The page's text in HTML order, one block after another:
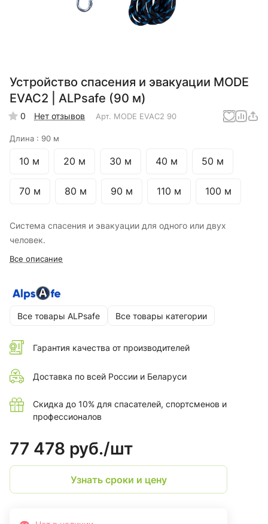
Устройство спасения и эвакуации MODE
EVAC2 | ALPsafe (90 м)
0 Нет отзывов Арт. MODE EVAC2 90
Длина : 90 м
10 м 20 м 30 м 40 м 50 м
70 м 80 м 90 м 110 м 100 м
Система спасения и эвакуации для одного или двух
человек.
Все описание
Все товары ALPsafe Все товары категории
Гарантия качества от производителей
Доставка по всей России и Беларуси
Скидка до 10% для спасателей, спортсменов и
профессионалов
77 478 руб./шт
Узнать сроки и цену